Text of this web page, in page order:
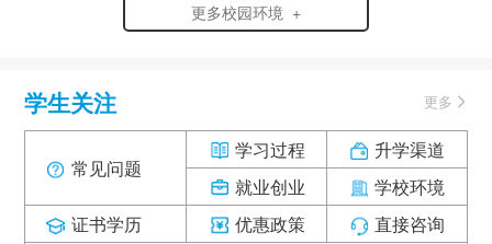
更多校园环境 +
学生关注 更多
常见问题
学习过程
就业创业
升学渠道
学校环境
证书学历
优惠政策
直接咨询